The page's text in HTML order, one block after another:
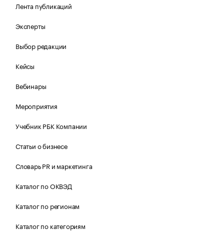
Лента публикаций
Эксперты
Выбор редакции
Кейсы
Вебинары
Мероприятия
Учебник РБК Компании
Статьи о бизнесе
Словарь PR и маркетинга
Каталог по ОКВЭД
Каталог по регионам
Каталог по категориям